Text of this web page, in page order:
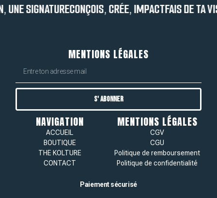
UNE SIGNATURECONÇOIS, CRÉE, IMPACTFAIS DE TA
MENTIONS LÉGALES
S' ABONNER
NAVIGATION
ACCUEIL
BOUTIQUE
THE KOLTURE
CONTACT
MENTIONS LÉGALES
CGV
CGU
Politique de remboursement
Politique de confidentialité
Paiement sécurisé